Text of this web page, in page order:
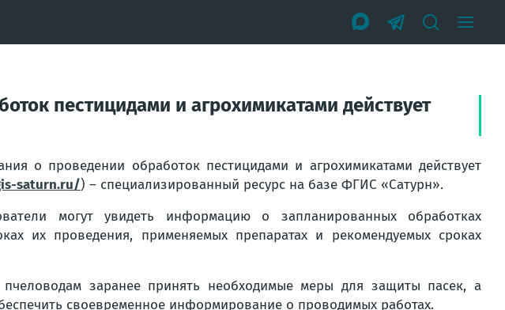
пестицидами и агрохимикатами действует
о проведении обработок пестицидами и агрохимикатами действует
saturn.ru/) – специализированный ресурс на базе ФГИС «Сатурн».
могут увидеть информацию о запланированных обработках
их проведения, применяемых препаратах и рекомендуемых сроках
пчеловодам заранее принять необходимые меры для защиты пасек, а
своевременное информирование о проводимых работах.